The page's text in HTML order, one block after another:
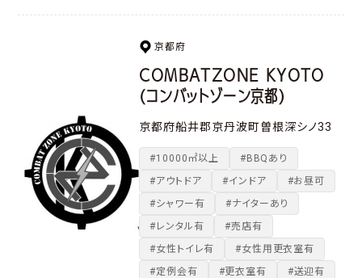
京都府
COMBATZONE KYOTO
(コンバットゾーン京都)
京都府船井郡京丹波町曽根深シノ33
#10000㎡以上
#BBQあり
#アウトドア
#インドア
#お昼可
#シャワー有
#ナイターあり
#レンタル有
#売店有
#女性トイレ有
#女性用更衣室有
#定例会有
#更衣室有
#送迎有